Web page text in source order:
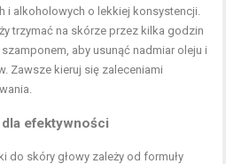
i alkoholowych o lekkiej konsystencji.
trzymać na skórze przez kilka godzin
aby usunąć nadmiar oleju i
Zawsze kieruj się zaleceniami
dla efektywności
do skóry głowy zależy od formuły